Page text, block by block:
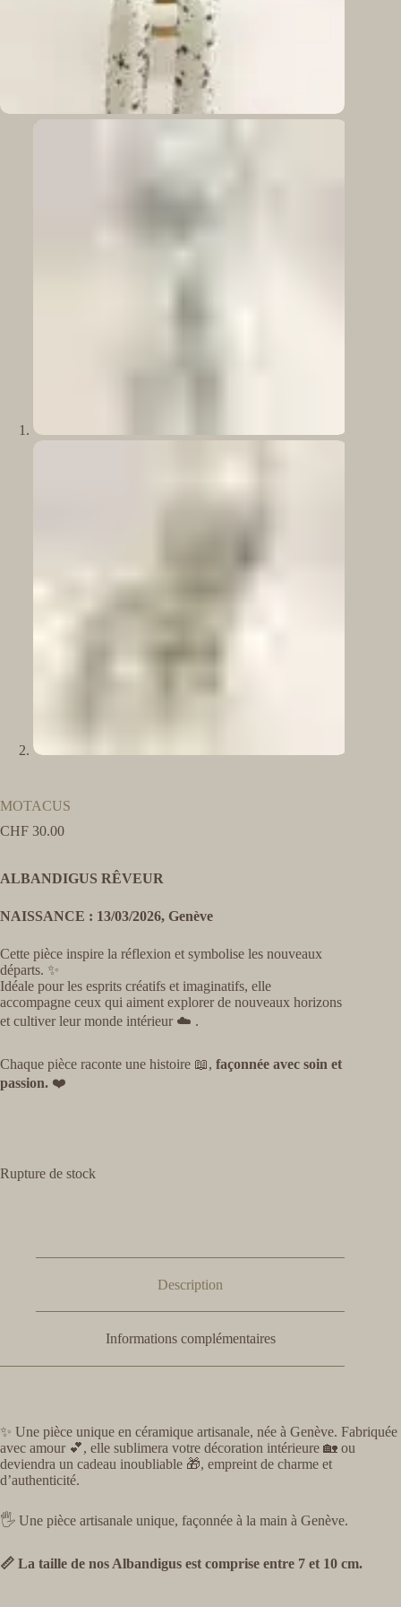
MOTACUS
CHF 30.00
ALBANDIGUS RÊVEUR
NAISSANCE : 13/03/2026, Genève
Cette pièce inspire la réflexion et symbolise les nouveaux
départs. ✨
Idéale pour les esprits créatifs et imaginatifs, elle
accompagne ceux qui aiment explorer de nouveaux horizons
et cultiver leur monde intérieur ☁️ .
Chaque pièce raconte une histoire 📖, façonnée avec soin et
passion. ❤️
Rupture de stock
Description
Informations complémentaires
✨ Une pièce unique en céramique artisanale, née à Genève. Fabriquée
avec amour 💕, elle sublimera votre décoration intérieure 🏡 ou
deviendra un cadeau inoubliable 🎁, empreint de charme et
d’authenticité.
🖐️ Une pièce artisanale unique, façonnée à la main à Genève.
📏 La taille de nos Albandigus est comprise entre 7 et 10 cm.